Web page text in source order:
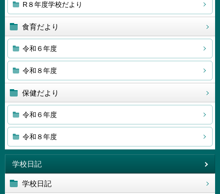
R８年度学校だより
食育だより
令和６年度
令和８年度
保健だより
令和６年度
令和８年度
学校日記
学校日記